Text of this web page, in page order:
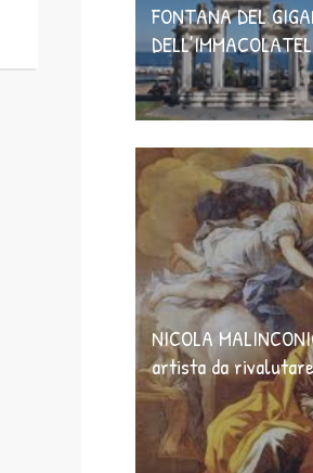
FONTANA DEL
NICOLA
artista da rivalutare